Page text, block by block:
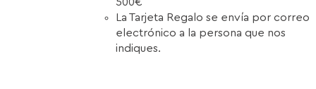
500€
La Tarjeta Regalo se envía por correo
electrónico a la persona que nos
indiques.